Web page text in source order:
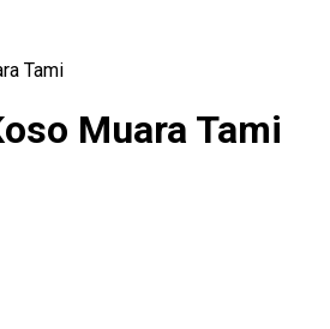
Tami
Muara Tami